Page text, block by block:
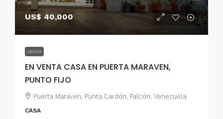
US$ 40,000
VENTA
EN VENTA CASA EN PUERTA MARAVEN,
PUNTO FIJO
Puerta Maraven, Punta Cardón, Falcón, Venezuela
CASA